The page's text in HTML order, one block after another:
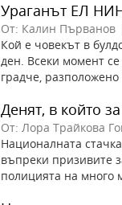
Ураганът ЕЛ
От: Калин Първанов
Кой е човекът в
ден. Всеки момент
градче,
Денят, в който
От: Лора Трайкова
Националната
въпреки призивите
полицията на много